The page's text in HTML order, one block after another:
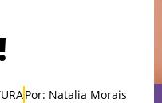
Por: Natalia Morais